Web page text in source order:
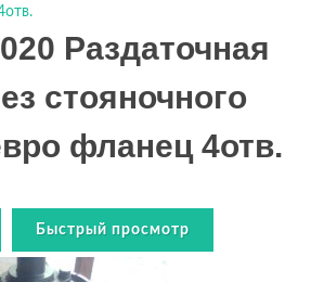
Раздаточная
стояночного
фланец 4отв.
Быстрый просмотр